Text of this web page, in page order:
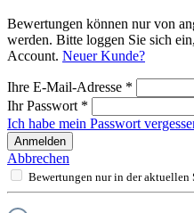
Bewertungen können nur von
werden. Bitte loggen Sie sich
Account. Neuer Kunde?
Ihre E-Mail-Adresse *
Ihr Passwort *
Ich habe mein Passwort
Anmelden
Abbrechen
Bewertungen nur in der aktuellen